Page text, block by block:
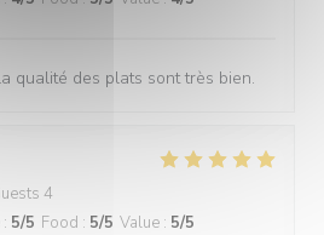
qualité des plats sont très bien.
4
: 5/5 Food : 5/5 Value : 5/5